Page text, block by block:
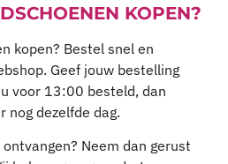
kopen? Bestel snel en
Geef jouw bestelling
voor 13:00 besteld, dan
nog dezelfde dag.
Neem dan gerust
helpen graag verder!